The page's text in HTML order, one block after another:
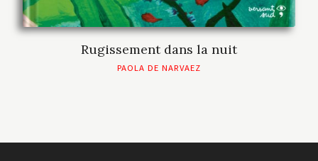
Rugissement dans la nuit
PAOLA DE NARVAEZ